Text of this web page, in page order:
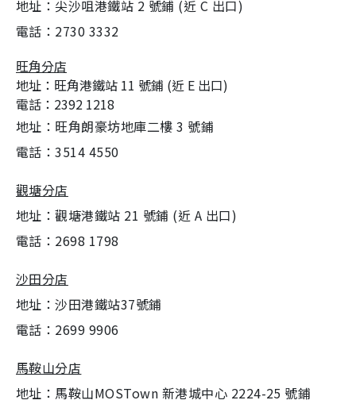
地址：尖沙咀港鐵站 2 號鋪 (近 C 出口)
電話：2730 3332
旺角分店
地址：旺角港鐵站 11 號鋪 (近 E 出口)
電話：2392 1218
地址：旺角朗豪坊地庫二樓 3 號鋪
電話：3514 4550
觀塘分店
地址：觀塘港鐵站 21 號鋪 (近 A 出口)
電話：2698 1798
沙田分店
地址：沙田港鐵站37號鋪
電話：2699 9906
馬鞍山分店
地址：馬鞍山MOSTown 新港城中心 2224-25 號鋪